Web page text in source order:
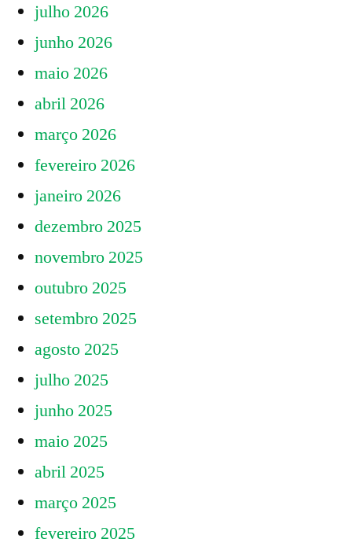
julho 2026
junho 2026
maio 2026
abril 2026
março 2026
fevereiro 2026
janeiro 2026
dezembro 2025
novembro 2025
outubro 2025
setembro 2025
agosto 2025
julho 2025
junho 2025
maio 2025
abril 2025
março 2025
fevereiro 2025